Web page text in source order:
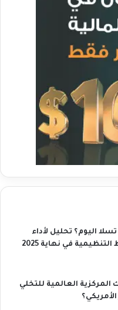
اليوم؟ تحليل لأداء
في نهاية 2025
المركزية العالمية للتخلي